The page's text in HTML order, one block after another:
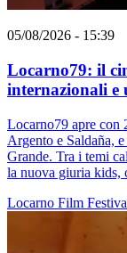
05/08/2026 - 15:39
Locarno79: il
internazionali e
Locarno79 apre con
Argento e Saldaña,
Grande. Tra i temi
la nuova giuria kids,
Locarno Film